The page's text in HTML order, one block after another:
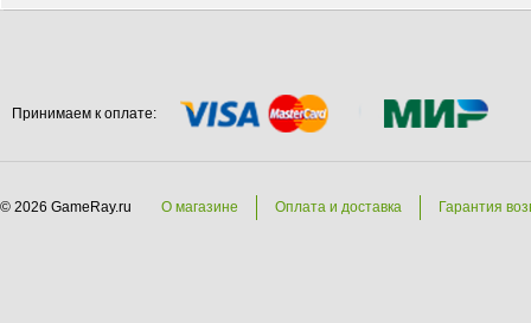
Принимаем к оплате:
© 2026 GameRay.ru О магазине Оплата и доставка Гарантия